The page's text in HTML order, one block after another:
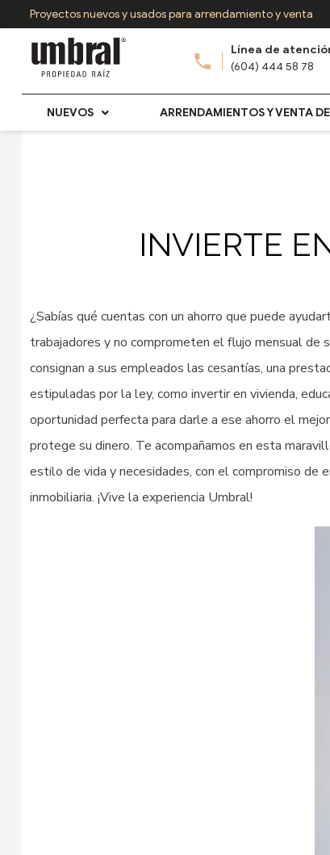
al
Proyectos nuevos y usados para arrendamiento y venta
Línea de
(604) 444 58 78
NUEVOS ARRENDAMIENTOS Y VENTA
INVIERTE
¿Sabías qué cuentas con un ahorro que puede
trabajadores y no comprometen el flujo mensual de
consignan a sus empleados las cesantías, una
estipuladas por la ley, como invertir en vivienda,
oportunidad perfecta para darle a ese ahorro el
protege su dinero. Te acompañamos en esta
estilo de vida y necesidades, con el compromiso de
inmobiliaria. ¡Vive la experiencia Umbral!